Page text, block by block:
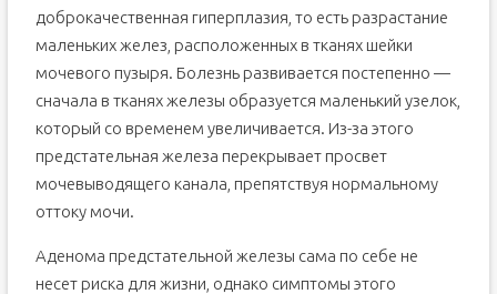
доброкачественная гиперплазия, то есть разрастание
маленьких желез, расположенных в тканях шейки
мочевого пузыря. Болезнь развивается постепенно —
сначала в тканях железы образуется маленький узелок,
который со временем увеличивается. Из-за этого
предстательная железа перекрывает просвет
мочевыводящего канала, препятствуя нормальному
оттоку мочи.
Аденома предстательной железы сама по себе не
несет риска для жизни, однако симптомы этого